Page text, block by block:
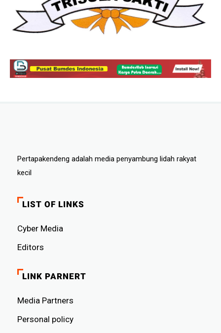
Pertapakendeng adalah media penyambung lidah rakyat
kecil
LIST OF LINKS
Cyber ​​Media
Editors
LINK PARNERT
Media Partners
Personal policy